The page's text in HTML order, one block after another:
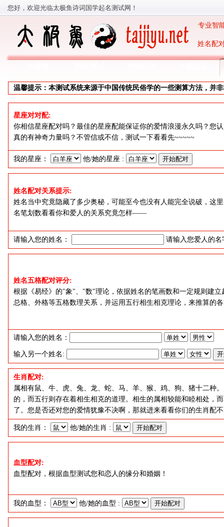
您好，欢迎光临太极鱼诗词国学起名测试网！
姓名配
专业智
温馨提示：本测试系统来源于中国传统民俗学的一些测算方法，并
星座对对配:
你相信星座配对吗？最佳的星座配能保证你的爱情浪漫永久吗？您
真的有神奇力量吗？不管信或不信，测试一下看看先~~~~~
我的星座： 他/她的星座 :
姓名配对关系提示:
姓名当中究竟隐藏了多少奥秘，可能至今也没有人能完全说破，这
名笔划数看看你和爱人的关系究竟怎样——
请输入您的姓名： 请输入您爱人的
姓名五格配对评分:
根据《易经》的"象"、"数"理论，依据姓名的笔画数和一定规则建立
总格、外格等五格数理关系，并运用五行相生相克理论，来推算的
请输入您的姓名：
输入另一个姓名:
生肖配对:
属相有鼠、牛、虎、兔、龙、蛇、马、羊、猴、鸡、狗、猪十二种
的，而五行则存在着相生相克的道理。相生的属相较能和睦相处
了。您是否还对您的爱情犹豫不决啊，那就进来看看你们的生肖配
我的生肖： 他/她的生肖 :
血型配对:
血型配对，根据血型测试您和恋人的缘分和婚姻！
我的血型： 他/她的血型 :